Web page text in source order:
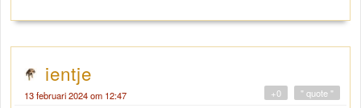
ientje
13 februari 2024 om 12:47 " quote "
+0